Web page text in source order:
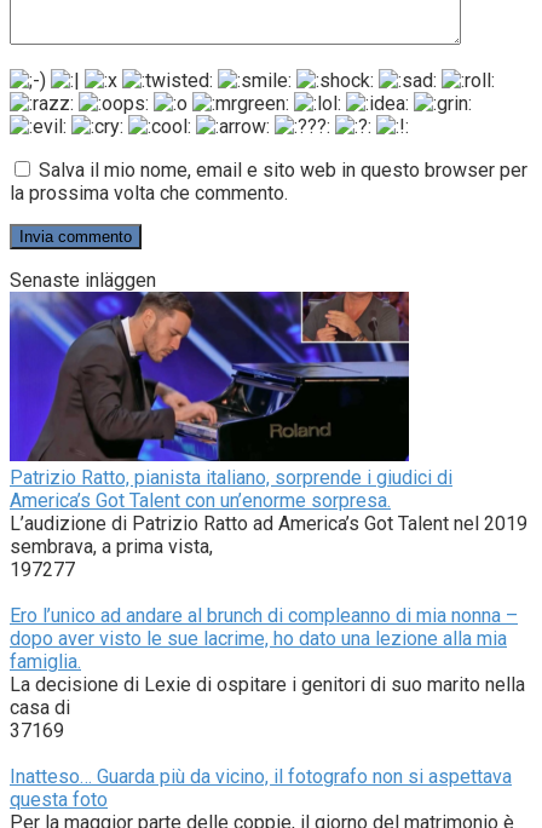
Salva il mio nome, email e sito web in questo browser per
la prossima volta che commento.
Senaste inläggen
Patrizio Ratto, pianista italiano, sorprende i giudici di
America’s Got Talent con un’enorme sorpresa.
L’audizione di Patrizio Ratto ad America’s Got Talent nel 2019
sembrava, a prima vista,
197277
Ero l’unico ad andare al brunch di compleanno di mia nonna –
dopo aver visto le sue lacrime, ho dato una lezione alla mia
famiglia.
La decisione di Lexie di ospitare i genitori di suo marito nella
casa di
37169
Inatteso… Guarda più da vicino, il fotografo non si aspettava
questa foto
Per la maggior parte delle coppie, il giorno del matrimonio è